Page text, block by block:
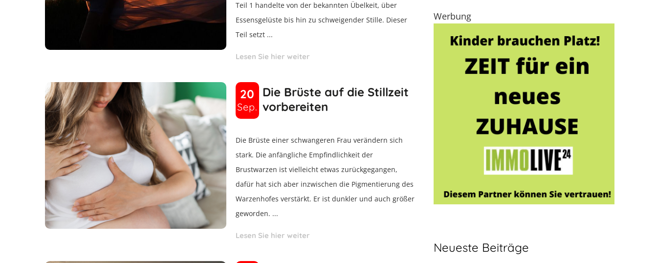
Teil 1 handelte von der bekannten Übelkeit, über
Essensgelüste bis hin zu schweigender Stille. Dieser
Teil setzt ...
Lesen Sie hier weiter
20
Sep.
Die Brüste auf die Stillzeit
vorbereiten
Die Brüste einer schwangeren Frau verändern sich
stark. Die anfängliche Empfindlichkeit der
Brustwarzen ist vielleicht etwas zurückgegangen,
dafür hat sich aber inzwischen die Pigmentierung des
Warzenhofes verstärkt. Er ist dunkler und auch größer
geworden. ...
Lesen Sie hier weiter
Werbung
Neueste Beiträge